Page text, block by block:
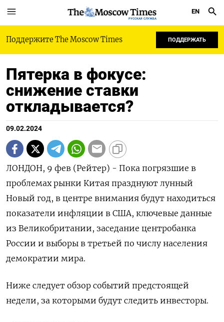
РУССКАЯ СЛУЖБА
EN
Поддержите The Moscow Times ПОДДЕРЖАТЬ
Пятерка в фокусе:
снижение ставки
откладывается?
09.02.2024
ЛОНДОН, 9 фев (Рейтер) - Пока погрязшие в
проблемах рынки Китая празднуют лунный
Новый год, в центре внимания будут находиться
показатели инфляции в США, ключевые данные
из Великобритании, заседание центробанка
России и выборы в третьей по числу населения
демократии мира.
Ниже следует обзор событий предстоящей
недели, за которыми будут следить инвесторы.